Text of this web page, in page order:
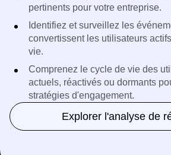
pertinents pour votre entreprise.
Identifiez et surveillez les
convertissent les utilisateurs
vie.
Comprenez le cycle de vie des
actuels, réactivés ou dormants
stratégies d'engagement.
Explorer l'analyse de